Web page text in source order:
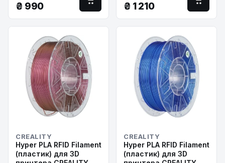
₴ 990 ₴ 1 210
CREALITY
Hyper PLA RFID Filament
(пластик) для 3D
CREALITY
Hyper PLA RFID Filament
(пластик) для 3D